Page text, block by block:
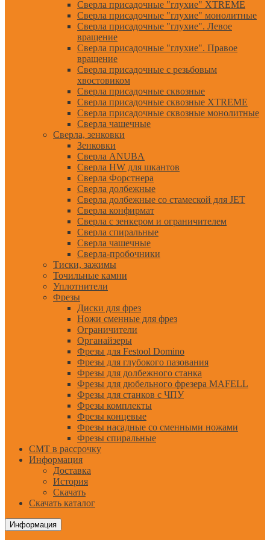
Сверла присадочные "глухие" XTREME
Сверла присадочные "глухие" монолитные
Сверла присадочные "глухие". Левое
вращение
Сверла присадочные "глухие". Правое
вращение
Сверла присадочные с резьбовым
хвостовиком
Сверла присадочные сквозные
Сверла присадочные сквозные XTREME
Сверла присадочные сквозные монолитные
Сверла чашечные
Сверла, зенковки
Зенковки
Сверла ANUBA
Сверла HW для шкантов
Сверла Форстнера
Сверла долбежные
Сверла долбежные со стамеской для JET
Сверла конфирмат
Сверла с зенкером и ограничителем
Сверла спиральные
Сверла чашечные
Сверла-пробочники
Тиски, зажимы
Точильные камни
Уплотнители
Фрезы
Диски для фрез
Ножи сменные для фрез
Ограничители
Органайзеры
Фрезы для Festool Domino
Фрезы для глубокого пазования
Фрезы для долбежного станка
Фрезы для дюбельного фрезера MAFELL
Фрезы для станков с ЧПУ
Фрезы комплекты
Фрезы концевые
Фрезы насадные со сменными ножами
Фрезы спиральные
CMT в рассрочку
Информация
Доставка
История
Скачать
Скачать каталог
Информация